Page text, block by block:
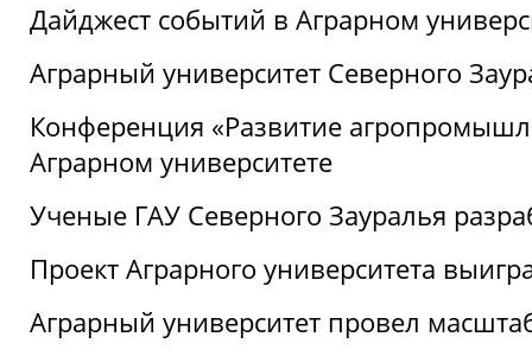
Дайджест событий в Аграрном
Аграрный университет Северного
Конференция «Развитие
Аграрном университете
Ученые ГАУ Северного Зауралья
Проект Аграрного университета
Аграрный университет провел